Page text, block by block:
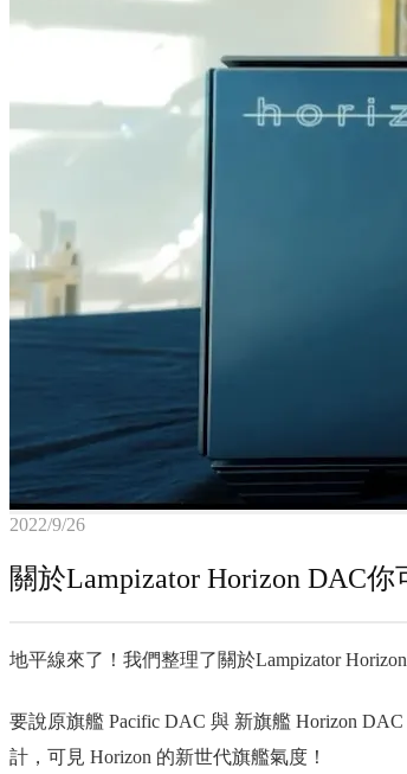
2022/9/26
關於Lampizator Horizon DAC
地平線來了！我們整理了關於Lampizator
要說原旗艦 Pacific DAC 與 新旗艦 Horizon
計，可見 Horizon 的新世代旗艦氣度！